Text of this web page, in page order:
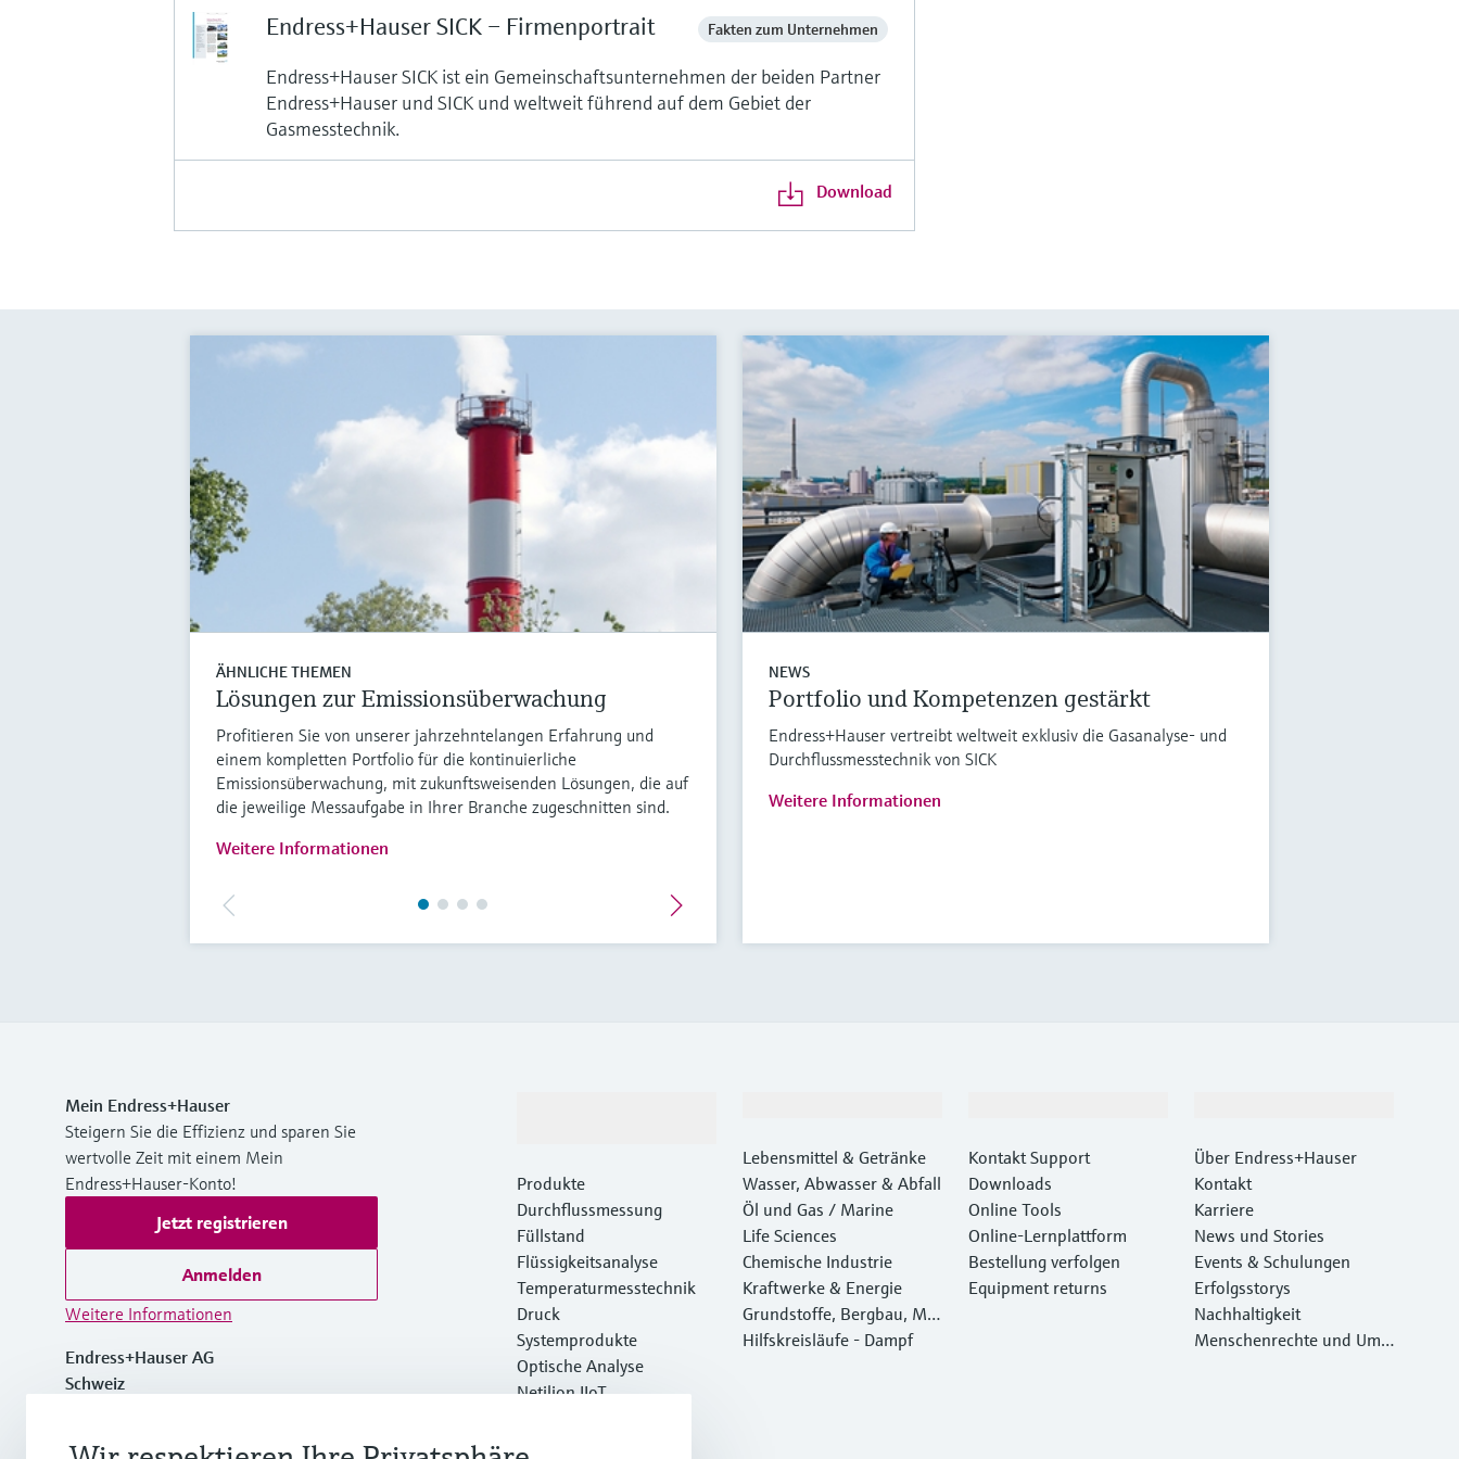
Endress+Hauser SICK – Firmenportrait Fakten zum Unternehmen
Endress+Hauser SICK ist ein Gemeinschaftsunternehmen der beiden Partner
Endress+Hauser und SICK und weltweit führend auf dem Gebiet der
Gasmesstechnik.
Download
ÄHNLICHE THEMEN
Lösungen zur Emissionsüberwachung
Profitieren Sie von unserer jahrzehntelangen Erfahrung und
einem kompletten Portfolio für die kontinuierliche
Emissionsüberwachung, mit zukunftsweisenden Lösungen, die auf
die jeweilige Messaufgabe in Ihrer Branche zugeschnitten sind.
Weitere Informationen
NEWS
Portfolio und Kompetenzen gestärkt
Endress+Hauser vertreibt weltweit exklusiv die Gasanalyse- und
Durchflussmesstechnik von SICK
Weitere Informationen
Mein Endress+Hauser
Steigern Sie die Effizienz und sparen Sie
wertvolle Zeit mit einem Mein
Endress+Hauser-Konto!
Jetzt registrieren
Anmelden
Weitere Informationen
Endress+Hauser AG
Schweiz
+41 61 715 7700
Produkte
Durchflussmessung
Füllstand
Flüssigkeitsanalyse
Temperaturmesstechnik
Druck
Systemprodukte
Optische Analyse
Netilion IIoT
Lebensmittel & Getränke
Wasser, Abwasser & Abfall
Öl und Gas / Marine
Life Sciences
Chemische Industrie
Kraftwerke & Energie
Grundstoffe, Bergbau, Met
alle
Hilfskreisläufe - Dampf
Kontakt Support
Downloads
Online Tools
Online-Lernplattform
Bestellung verfolgen
Equipment returns
Über Endress+Hauser
Kontakt
Karriere
News und Stories
Events & Schulungen
Erfolgsstorys
Nachhaltigkeit
Menschenrechte und Umw